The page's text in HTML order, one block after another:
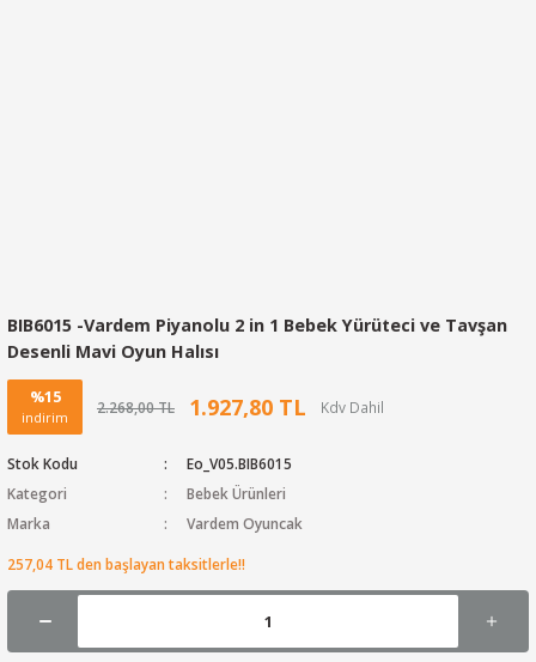
BIB6015 -Vardem Piyanolu 2 in 1 Bebek Yürüteci ve Tavşan
Desenli Mavi Oyun Halısı
%15
indirim
2.268,00 TL 1.927,80 TL
Stok Kodu
Eo_V05.BIB6015
Kategori
Bebek Ürünleri
Marka
Vardem Oyuncak
257,04 TL den başlayan taksitlerle!!